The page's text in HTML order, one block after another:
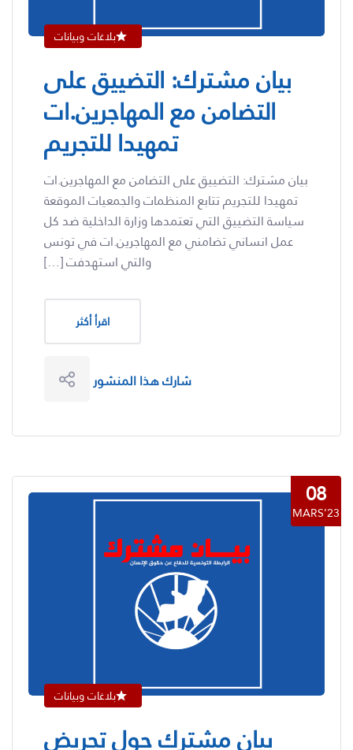
بلاغات وبيانات
بيان مشترك: التضييق على
التضامن مع المهاجرين.ات
تمهيدا للتجريم
بيان مشترك: التضييق على التضامن مع المهاجرين.ات
تمهيدا للتجريم تتابع المنظمات والجمعيات الموقعة
سياسة التضييق التي تعتمدها وزارة الداخلية ضد كل
عمل انساني تضامني مع المهاجرين.ات في تونس
والتي استهدفت […]
اقرأ أكثر
شارك هذا المنشور
08
MARS’23
بلاغات وبيانات
بيان مشترك حول تحريض